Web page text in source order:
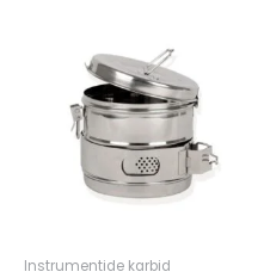
Instrumentide karbid
kuni
50,44 €